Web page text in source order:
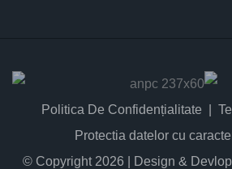
Politica De Confidențialitate
Protectia datelor cu
© Copyright 2026 | Design &